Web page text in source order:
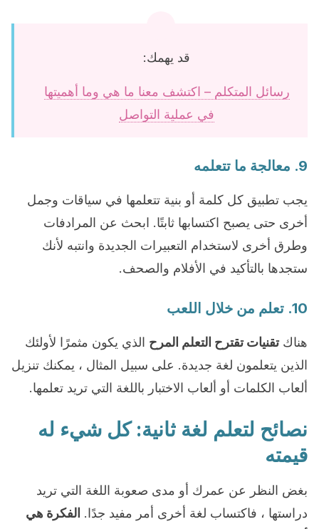
قد يهمك:
رسائل المتكلم – اكتشف معنا ما هي وما أهميتها
في عملية التواصل
9. معالجة ما تتعلمه
يجب تطبيق كل كلمة أو بنية تتعلمها في سياقات وجمل
أخرى حتى يصبح اكتسابها ثابتًا. ابحث عن المرادفات
وطرق أخرى لاستخدام التعبيرات الجديدة وانتبه لأنك
ستجدها بالتأكيد في الأفلام والصحف.
10. تعلم من خلال اللعب
هناكتقنيات تقترح التعلم المرح الذي يكون مثمرًا لأولئك
الذين يتعلمون لغة جديدة. على سبيل المثال ، يمكنك تنزيل
ألعاب الكلمات أو ألعاب الاختبار باللغة التي تريد تعلمها.
نصائح لتعلم لغة ثانية: كل شيء له
قيمته
بغض النظر عن عمرك أو مدى صعوبة اللغة التي تريد
دراستها ، فاكتساب لغة أخرى أمر مفيد جدًا. الفكرة هي